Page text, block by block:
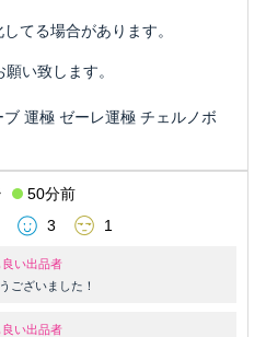
てる場合があります。
い致します。
運極 ゼーレ運極 チェルノボ
50分前
3 1
良い出品者
ございました！
良い出品者